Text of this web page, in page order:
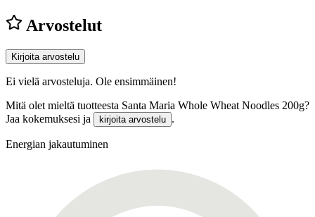
Arvostelut
Kirjoita arvostelu
Ei vielä arvosteluja. Ole ensimmäinen!
Mitä olet mieltä tuotteesta Santa Maria Whole Wheat Noodles 200g?
Jaa kokemuksesi ja
kirjoita arvostelu .
Energian jakautuminen